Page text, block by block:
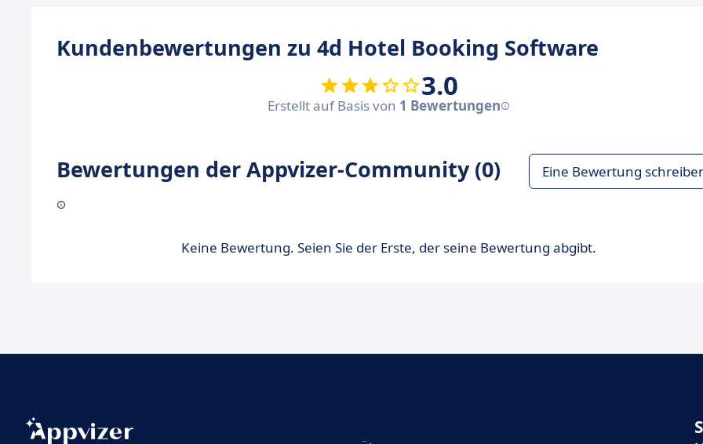
Kundenbewertungen zu 4d Hotel Booking Software
3.0
Erstellt auf Basis von 1 Bewertungen
Bewertungen der Appvizer-Community (0) Eine Bewertung
Keine Bewertung. Seien Sie der Erste, der seine Bewertung abgibt.